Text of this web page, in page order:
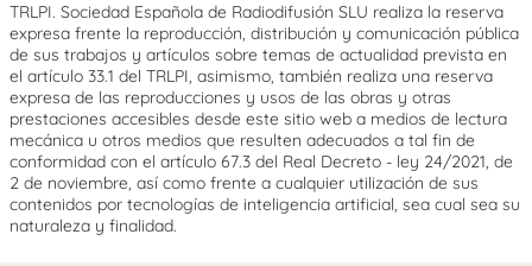
TRLPI. Sociedad Española de Radiodifusión SLU realiza la reserva
expresa frente la reproducción, distribución y comunicación pública
de sus trabajos y artículos sobre temas de actualidad prevista en
el artículo 33.1 del TRLPI, asimismo, también realiza una reserva
expresa de las reproducciones y usos de las obras y otras
prestaciones accesibles desde este sitio web a medios de lectura
mecánica u otros medios que resulten adecuados a tal fin de
conformidad con el artículo 67.3 del Real Decreto - ley 24/2021, de
2 de noviembre, así como frente a cualquier utilización de sus
contenidos por tecnologías de inteligencia artificial, sea cual sea su
naturaleza y finalidad.